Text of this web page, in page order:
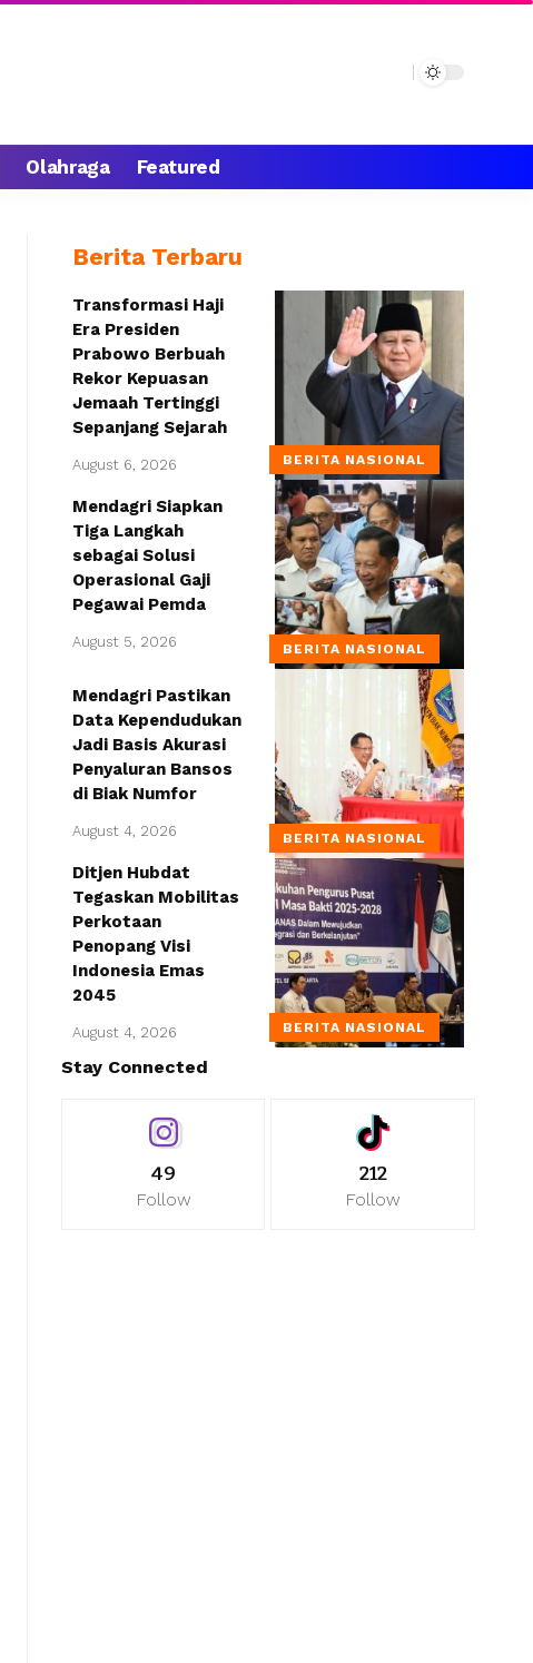
Olahraga Featured
Berita Terbaru
BERITA NASIONAL
Transformasi Haji
Era Presiden
Prabowo Berbuah
Rekor Kepuasan
Jemaah Tertinggi
Sepanjang Sejarah
August 6, 2026
BERITA NASIONAL
Mendagri Siapkan
Tiga Langkah
sebagai Solusi
Operasional Gaji
Pegawai Pemda
August 5, 2026
BERITA NASIONAL
Mendagri Pastikan
Data Kependudukan
Jadi Basis Akurasi
Penyaluran Bansos
di Biak Numfor
August 4, 2026
BERITA NASIONAL
Ditjen Hubdat
Tegaskan Mobilitas
Perkotaan
Penopang Visi
Indonesia Emas
2045
August 4, 2026
Stay Connected
49
Follow
212
Follow